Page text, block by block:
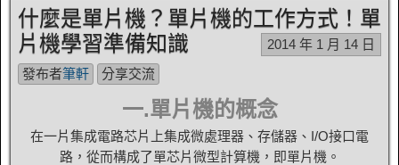
什麼是單片機？單片機的工作方式！單
片機學習準備知識
2014 年 1 月 14 日
發布者筆軒 分享交流
一.單片機的概念
在一片集成電路芯片上集成微處理器、存儲器、I/O接口電
路，從而構成了單芯片微型計算機，即單片機。